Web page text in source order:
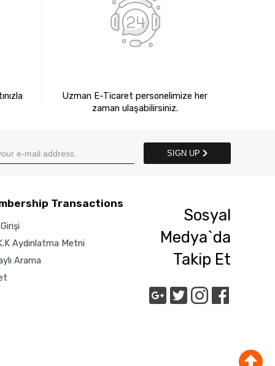
Uzman E-Ticaret personelimize her
zaman ulaşabilirsiniz.
SIGN UP
Transactions
Aydınlatma Metni
Arama
Sosyal
Medya`da
Takip Et